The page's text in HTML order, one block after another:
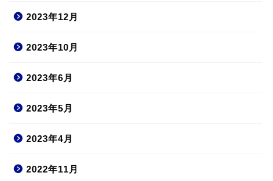
2023年12月
2023年10月
2023年6月
2023年5月
2023年4月
2022年11月